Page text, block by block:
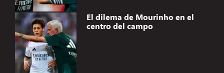
El dilema de Mourinho en el
centro del campo